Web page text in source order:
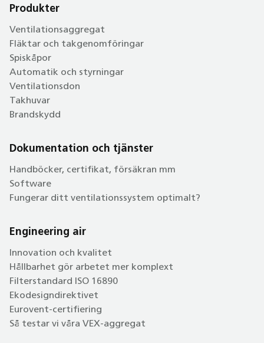
Produkter
Ventilationsaggregat
Fläktar och takgenomföringar
Spiskåpor
Automatik och styrningar
Ventilationsdon
Takhuvar
Brandskydd
Dokumentation och tjänster
Handböcker, certifikat, försäkran mm
Software
Fungerar ditt ventilationssystem optimalt?
Engineering air
Innovation och kvalitet
Hållbarhet gör arbetet mer komplext
Filterstandard ISO 16890
Ekodesigndirektivet
Eurovent-certifiering
Så testar vi våra VEX-aggregat